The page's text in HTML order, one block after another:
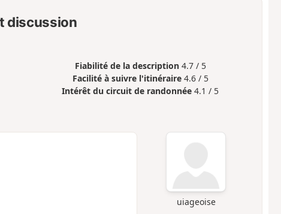
discussion
Fiabilité de la description 4.7 / 5
Facilité à suivre l'itinéraire 4.6 / 5
Intérêt du circuit de randonnée 4.1 / 5
uiageoise